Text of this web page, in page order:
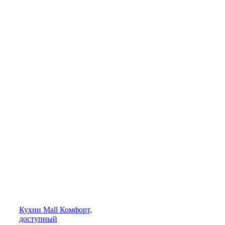
Кухни Mall Комфорт,
доступный